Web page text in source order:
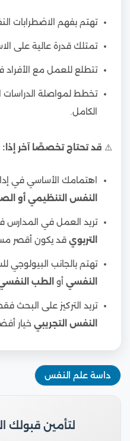
تهتم بفهم الاضطرابات
تمتلك قدرة عالية على
تتطلع للعمل مع الأفراد
تخطط لمواصلة
الكامل.
⚠️ قد تحتاج تخصصًا آخر إذا:
اهتمامك الأساسي في
النفس التنظيمي أو
تريد العمل في
التربوي قد يكون أقصر
تهتم بالجانب البيولوجي
النفسي أو الطب
تريد التركيز على البحث
النفس التجريبي خيار
داسة علم النفس
لتأمين